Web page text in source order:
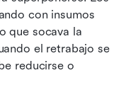
con insumos
que socava la
el retrabajo se
reducirse o